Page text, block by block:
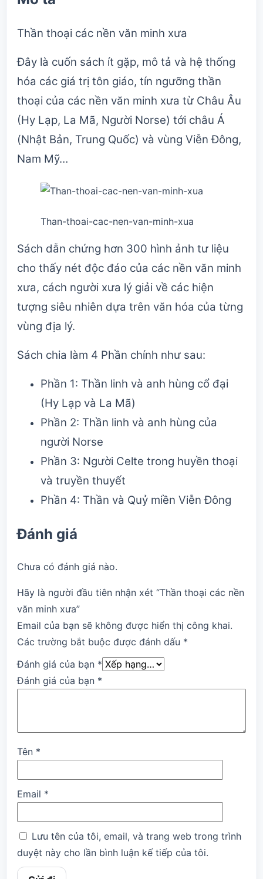
Thần thoại các nền văn minh xưa
Đây là cuốn sách ít gặp, mô tả và hệ thống
hóa các giá trị tôn giáo, tín ngưỡng thần
thoại của các nền văn minh xưa từ Châu Âu
(Hy Lạp, La Mã, Người Norse) tới châu Á
(Nhật Bản, Trung Quốc) và vùng Viễn Đông,
Nam Mỹ…
Than-thoai-cac-nen-van-minh-xua
Sách dẫn chứng hơn 300 hình ảnh tư liệu
cho thấy nét độc đáo của các nền văn minh
xưa, cách người xưa lý giải về các hiện
tượng siêu nhiên dựa trên văn hóa của từng
vùng địa lý.
Sách chia làm 4 Phần chính như sau:
Phần 1: Thần linh và anh hùng cổ đại
(Hy Lạp và La Mã)
Phần 2: Thần linh và anh hùng của
người Norse
Phần 3: Người Celte trong huyền thoại
và truyền thuyết
Phần 4: Thần và Quỷ miền Viễn Đông
Đánh giá
Chưa có đánh giá nào.
Hãy là người đầu tiên nhận xét “Thần thoại các nền
văn minh xưa”
Email của bạn sẽ không được hiển thị công khai.
Các trường bắt buộc được đánh dấu *
Đánh giá của bạn *
Đánh giá của bạn *
Tên *
Email *
Lưu tên của tôi, email, và trang web trong trình
duyệt này cho lần bình luận kế tiếp của tôi.